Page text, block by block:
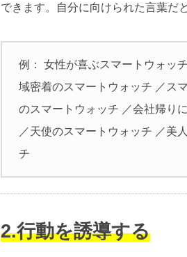
できます。自分に向けられた言葉だ
例： 女性が喜ぶスマートウォッ
域密着のスマートウォッチ ／ス
のスマートウォッチ ／会社帰り
／天使のスマートウォッチ ／美
チ
2.行動を誘導する